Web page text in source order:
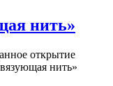
нить»
открытие
нить»